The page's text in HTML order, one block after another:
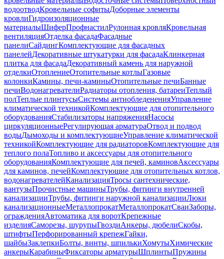
водоотводКровельные софитыДоборные элементы
кровлиГидроизоляционные
материалыШиферПрофнастилРулонная кровляКровельная
вентиляцияОтделка фасадаФасадные
панелиСайдингКомплектующие для фасадных
панелейДекоративные штукатурки для фасадаКлинкерная
плитка для фасадаДекоративный камень для наружной
отделкиОтоплениеОтопительные котлыГазовые
колонкиКамины, печи-каминыОтопительные печиБанные
печиВодонагревателиРадиаторы отопления, батареиТеплый
полТеплые плинтусыСистемы антиобледененияУправление
климатической техникойКомплектующие для отопительного
оборудованияСтабилизаторы напряженияНасосы
циркуляционныеРегулирующая арматураОтвод и подвод
водыДымоходы и комплектующиеУправление климатической
техникойКомплектующие для радиаторовКомплектующие для
теплого полаТопливо и аксессуары для отопительного
оборудованияКомплектующие для печей, каминовАксессуары
для каминов, печейКомплектующие для отопительных котлов,
водонагревателейКанализацияТросы сантехнические,
вантузыПрочистные машиныТрубы, фитинги внутренней
канализацииТрубы, фитинги наружной канализацииЛюки
канализационныеМеталлопрокатМеталлопрокатСваиЗаборы,
огражденияАвтоматика для воротКрепежные
изделияСаморезы, шурупыГвоздиАнкеры, дюбелиСкобы,
штифтыПерфорированный крепежГайки,
шайбыЗаклепкиБолты, винты, шпилькиХомутыХимические
анкерыКарабиныФиксаторы арматурыШплинтыПружины